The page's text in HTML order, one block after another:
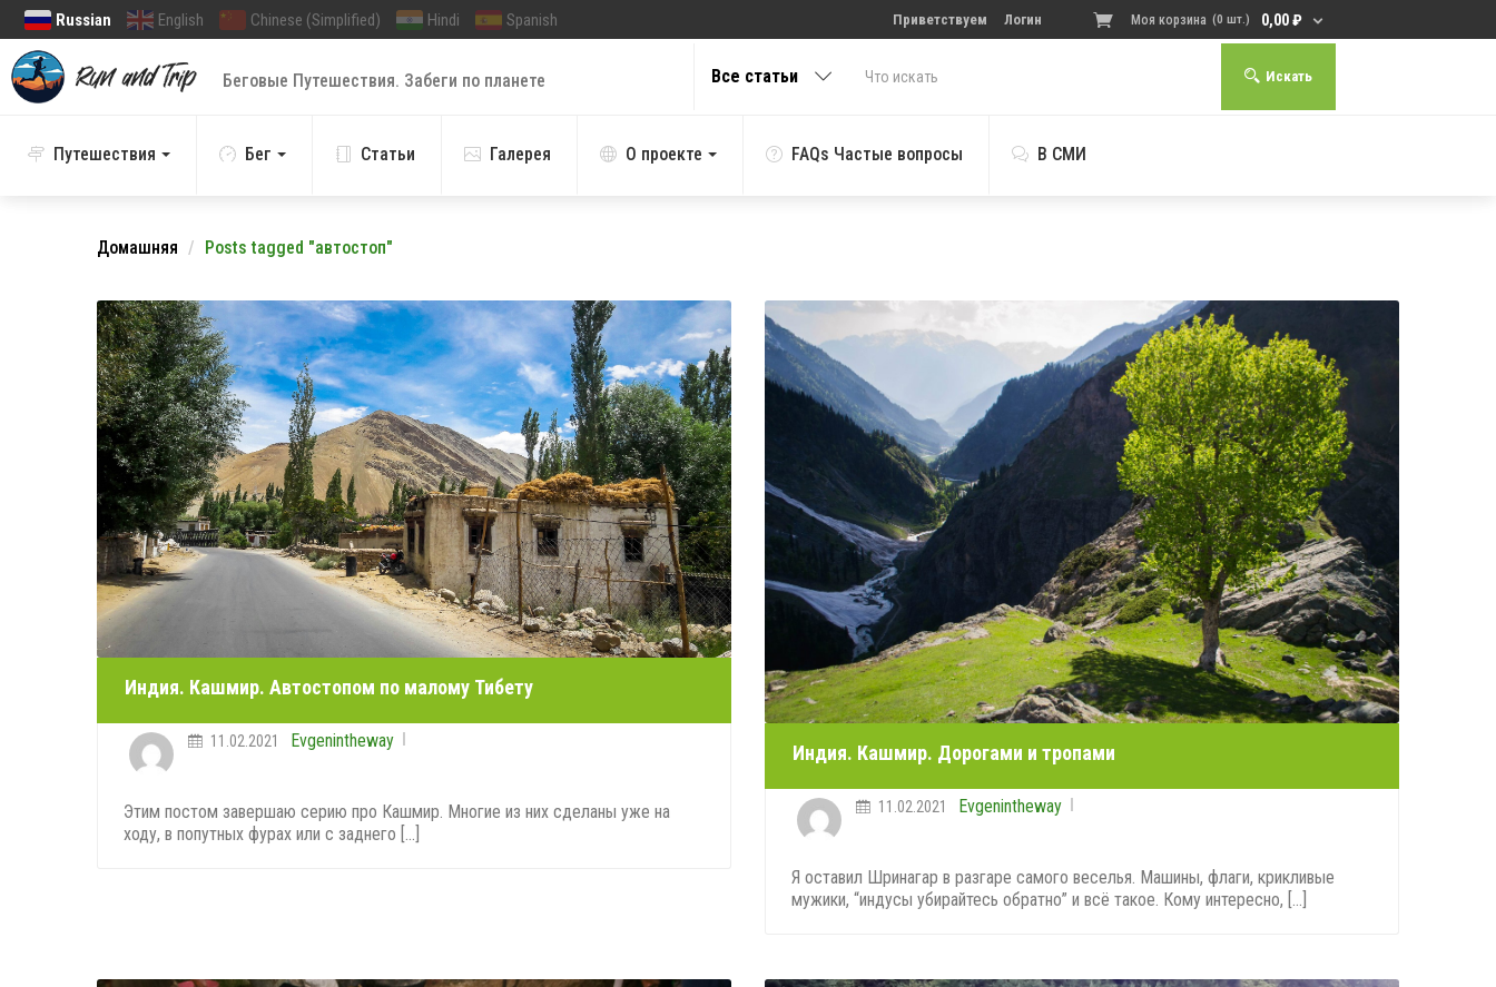
Russian English Chinese (Simplified) Hindi Spanish Приветствуем Логин Моя корзина (0 шт.) 0,00₽
Беговые Путешествия. Забеги по планете Все статьи Искать
Путешествия Бег Статьи Галерея О проекте FAQs Частые вопросы В СМИ
Домашняя Posts tagged "автостоп"
Индия. Кашмир. Автостопом по малому Тибету
Evgenintheway
11.02.2021
Этим постом завершаю серию про Кашмир. Многие из них сделаны уже на
ходу, в попутных фурах или с заднего [...]
Индия. Кашмир. Дорогами и тропами
Evgenintheway
11.02.2021
Я оставил Шринагар в разгаре самого веселья. Машины, флаги, крикливые
мужики, “индусы убирайтесь обратно” и всё такое. Кому интересно, [...]